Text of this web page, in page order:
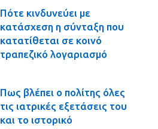
Πότε κινδυνεύει με
κατάσχεση η σύνταξη που
κατατίθεται σε κοινό
τραπεζικό λογαριασμό
Πως βλέπει ο πολίτης όλες
τις ιατρικές εξετάσεις του
και το ιστορικό